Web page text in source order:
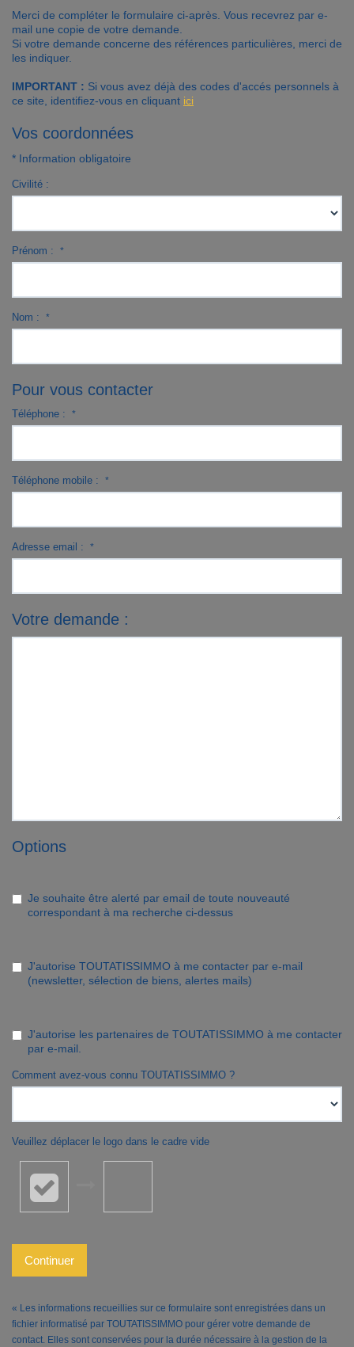
Contact
Accès clients
Merci de compléter le formulaire ci-après. Vous recevrez par e-
mail une copie de votre demande.
Si votre demande concerne des références particulières, merci de
les indiquer.
IMPORTANT : Si vous avez déjà des codes d'accés personnels à
ce site, identifiez-vous en cliquant ici
Vos coordonnées
* Information obligatoire
Civilité :
Prénom : *
Nom : *
Pour vous contacter
Téléphone : *
Téléphone mobile : *
Adresse email : *
Votre demande :
Options
Je souhaite être alerté par email de toute nouveauté
correspondant à ma recherche ci-dessus
J'autorise TOUTATISSIMMO à me contacter par e-mail
(newsletter, sélection de biens, alertes mails)
J'autorise les partenaires de TOUTATISSIMMO à me contacter
par e-mail.
Comment avez-vous connu TOUTATISSIMMO ?
Veuillez déplacer le logo dans le cadre vide
Continuer
« Les informations recueillies sur ce formulaire sont enregistrées dans un
fichier informatisé par TOUTATISSIMMO pour gérer votre demande de
contact. Elles sont conservées pour la durée nécessaire à la gestion de la